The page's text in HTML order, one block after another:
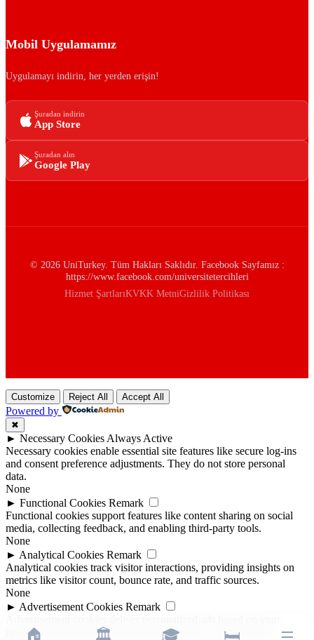
Mobil Uygulamamız
Uygulamayı indirin, her yerden erişin!
Şuradan indirin
App Store
Şuradan alın
Google Play
© 2026 UniTurkey. Tüm Hakları Saklıdır. Facebook Sayfamız :
https://www.facebook.com/universitetercihleri
Hizmet ŞartlarıKVKK MetniGizlilik Politikası
🏠 🏛️ 🎓 🛏️
Customize Reject All Accept All
Powered by
✖
► Necessary Cookies Always Active
Necessary cookies enable essential site features like secure log-ins
and consent preference adjustments. They do not store personal
data.
None
► Functional Cookies Remark
Functional cookies support features like content sharing on social
media, collecting feedback, and enabling third-party tools.
None
► Analytical Cookies Remark
Analytical cookies track visitor interactions, providing insights on
metrics like visitor count, bounce rate, and traffic sources.
None
► Advertisement Cookies Remark
Advertisement cookies deliver personalized ads based on your
previous visits and analyze the effectiveness of ad campaigns.